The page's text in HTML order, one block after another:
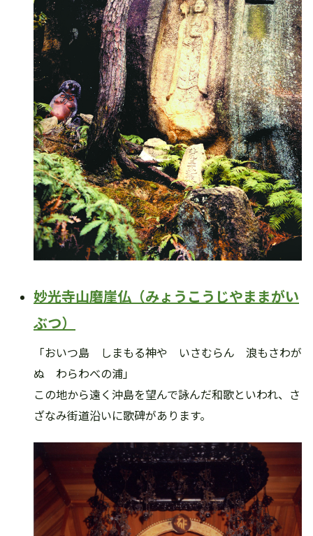
妙光寺山磨崖仏（みょうこうじやままがい
ぶつ）
「おいつ島 しまもる神や いさむらん 浪もさわが
ぬ わらわべの浦」
この地から遠く沖島を望んで詠んだ和歌といわれ、さ
ざなみ街道沿いに歌碑があります。